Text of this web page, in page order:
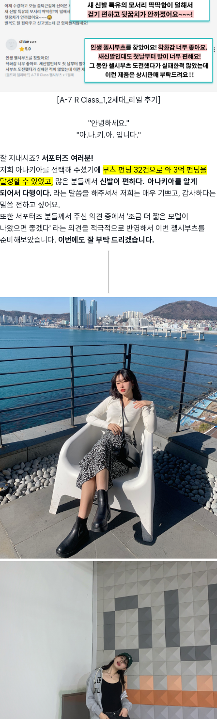
[A-7 R Class_1,2세대_리얼 후기]
"안녕하세요."
"아.나.키.아. 입니다."
잘 지내시죠? 서포터즈 여러분!
저희 아나키아를 선택해 주셨기에 부츠 펀딩 32건으로 약 3억 펀딩을
달성할 수 있었고, 많은 분들께서 신발이 편하다. 아나키아를 알게
되어서 다행이다. 라는 말씀을 해주셔서 저희는 매우 기쁘고, 감사하다는
말씀 전하고 싶어요.
또한 서포터즈 분들께서 주신 의견 중에서 '조금 더 짧은 모델이
나왔으면 좋겠다' 라는 의견을 적극적으로 반영해서 이번 첼시부츠를
준비해보았습니다. 이번에도 잘 부탁 드리겠습니다.